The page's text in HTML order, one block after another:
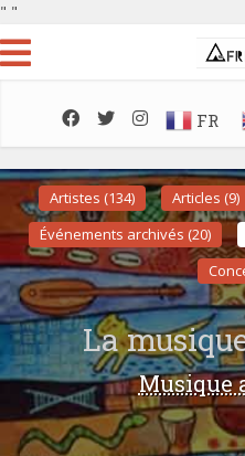
" "
FR
Artistes (134) Articles (9)
Événements archivés (20)
La
Musique